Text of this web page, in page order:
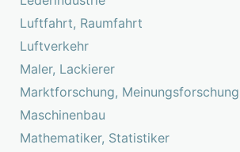
Luftfahrt, Raumfahrt
Luftverkehr
Maler, Lackierer
Marktforschung, Meinungsforschung
Maschinenbau
Mathematiker, Statistiker